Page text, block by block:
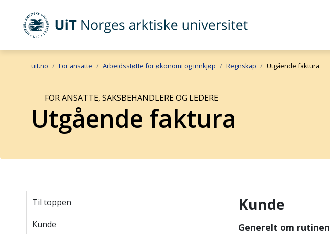
Gå til hovedinnhold
UiT Norges arktiske universitet
uit.no For ansatte Arbeidsstøtte for økonomi og innkjøp Regnskap Utgående faktura
FOR ANSATTE, SAKSBEHANDLERE OG LEDERE
Utgående faktura
Til toppen
Kunde
Kunde
Generelt om rutinen